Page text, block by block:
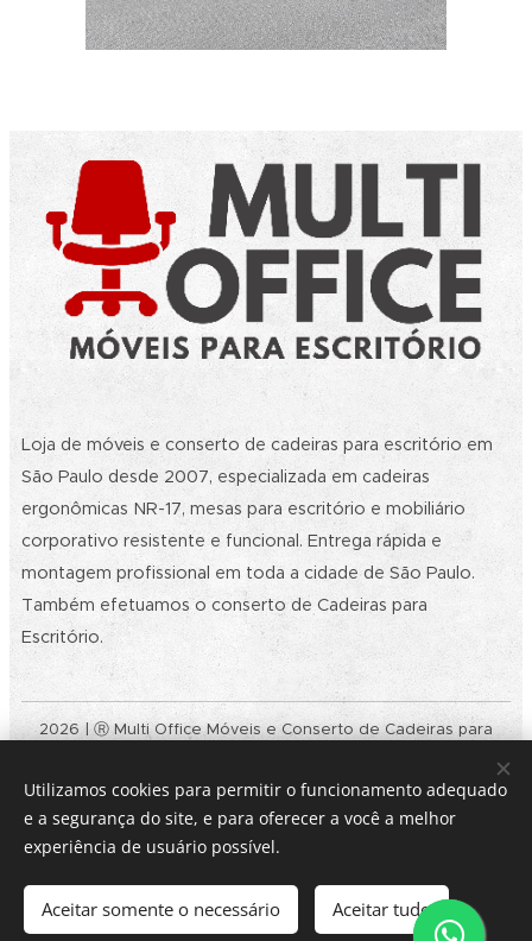
Loja de móveis e conserto de cadeiras para escritório em
São Paulo desde 2007, especializada em cadeiras
ergonômicas NR-17, mesas para escritório e mobiliário
corporativo resistente e funcional. Entrega rápida e
montagem profissional em toda a cidade de São Paulo.
Também efetuamos o conserto de Cadeiras para
Escritório.
2026 | Ⓡ Multi Office Móveis e Conserto de Cadeiras para
Rodovia Raposo Tavares, 4.149 - Loja 01 - Butantã - CEP:
05576-150 - São Paulo/SP - (11) 3731-8757 - E-mail:
contato@multiofficemoveis.com.br
Utilizamos cookies para permitir o funcionamento adequado
e a segurança do site, e para oferecer a você a melhor
experiência de usuário possível.
Aceitar somente o necessário Aceitar tudo